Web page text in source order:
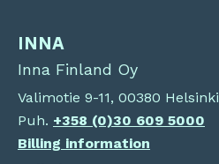
INNA
Inna Finland Oy
Valimotie 9-11, 00380 Helsinki
Puh. +358 (0)30 609 5000
Billing information